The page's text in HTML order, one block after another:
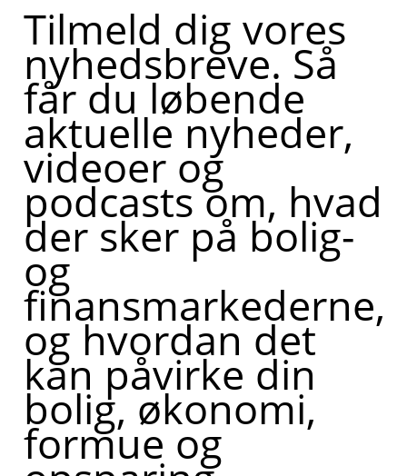
Tilmeld dig vores
nyhedsbreve. Så
får du løbende
aktuelle nyheder,
videoer og
podcasts om, hvad
der sker på bolig-
og
finansmarkederne,
og hvordan det
kan påvirke din
bolig, økonomi,
formue og